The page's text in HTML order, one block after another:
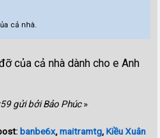
cả nhà.
của cả nhà dành cho e Anh
gửi bởi Bảo Phúc»
banbe6x,maitramtg,Kiều Xuân